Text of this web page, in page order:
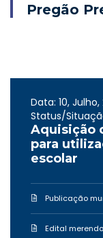
Pregão
Data: 10, Julho,
Status/
Aquisição
para
escolar
Publicação
Edital